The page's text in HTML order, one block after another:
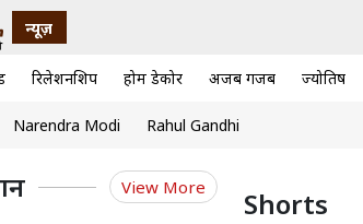
न्यूज़
रिलेशनशिप होम डेकोर अजब गजब ज्योतिष
Narendra Modi Rahul Gandhi
View More Shorts